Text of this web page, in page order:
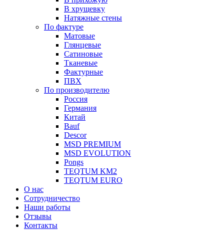
В хрущевку
Натяжные стены
По фактуре
Матовые
Глянцевые
Сатиновые
Тканевые
Фактурные
ПВХ
По производителю
Россия
Германия
Китай
Вauf
Descor
MSD PREMIUM
MSD EVOLUTION
Pongs
TEQTUM KM2
TEQTUM EURO
О нас
Сотрудничество
Наши работы
Отзывы
Контакты